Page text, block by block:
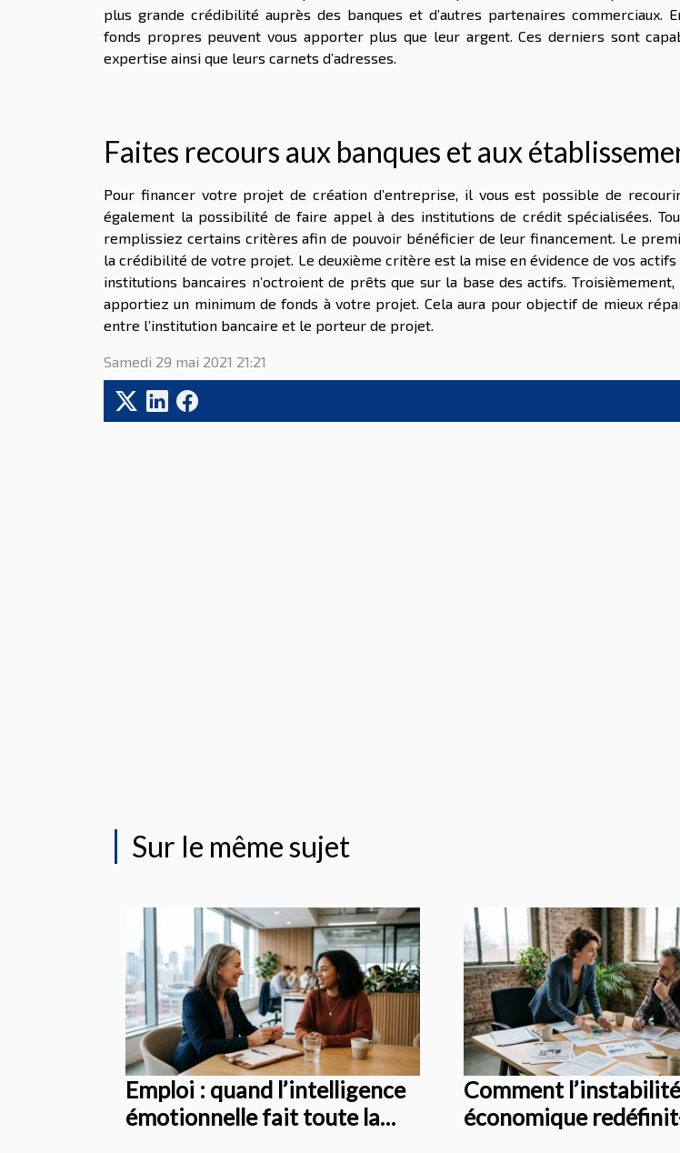
plus grande crédibilité auprès des banques et d’autres partenaires commerciaux.
fonds propres peuvent vous apporter plus que leur argent. Ces derniers sont
expertise ainsi que leurs carnets d’adresses.
Faites recours aux banques et aux
Pour financer votre projet de création d’entreprise, il vous est possible de recourir
également la possibilité de faire appel à des institutions de crédit spécialisées.
remplissiez certains critères afin de pouvoir bénéficier de leur financement. Le
la crédibilité de votre projet. Le deuxième critère est la mise en évidence de vos actifs
institutions bancaires n’octroient de prêts que sur la base des actifs.
apportiez un minimum de fonds à votre projet. Cela aura pour objectif de mieux
entre l’institution bancaire et le porteur de projet.
Samedi 29 mai 2021 21:21
Sur le même sujet
Emploi : quand l’intelligence
émotionnelle fait toute la
Comment l’instabilité
économique